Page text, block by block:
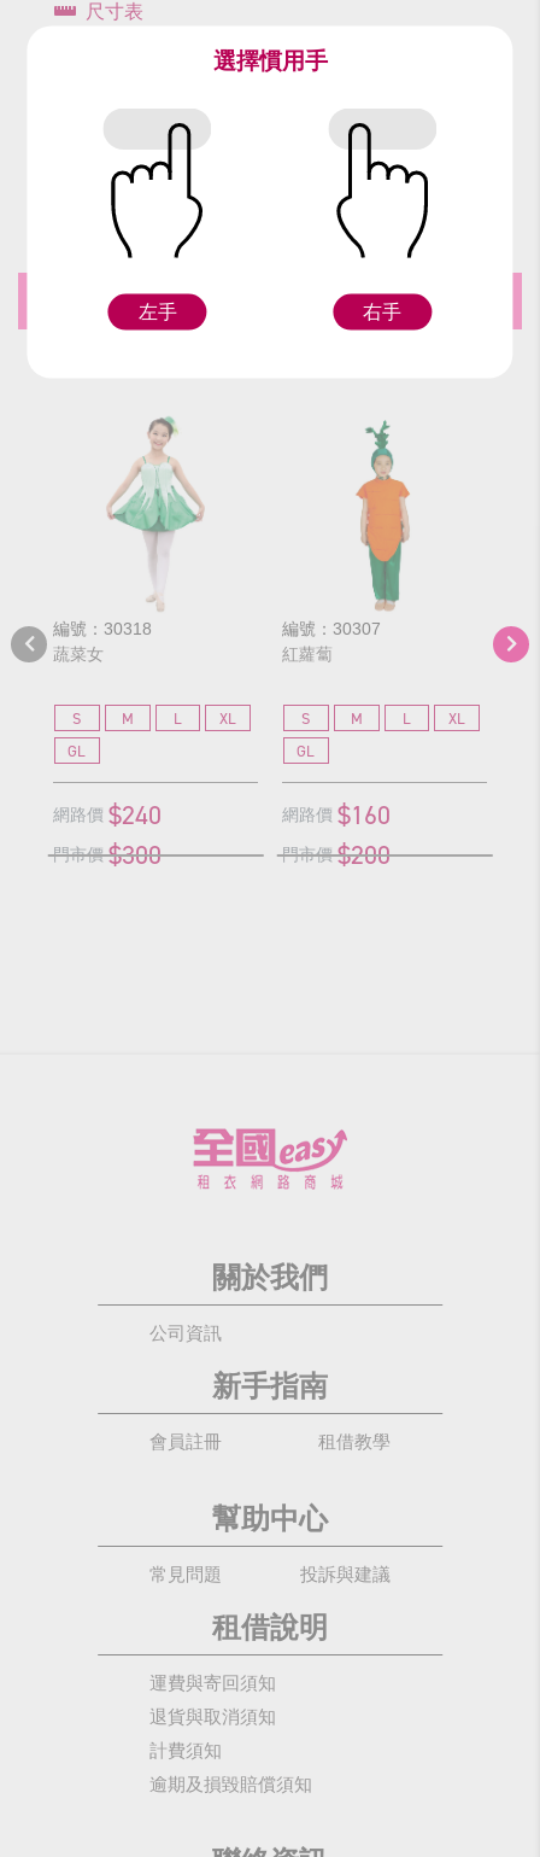
尺寸表
#娃娃菜
#vegetable
#food
推薦商品
編號：30318
蔬菜女
S M L
XL
GL
網路價 $240
門市價 $300
編號：30307
紅蘿蔔
S M L
XL
GL
網路價 $160
門市價 $200
編
白
關於我們
公司資訊
新手指南
會員註冊 租借教學
幫助中心
常見問題 投訴與建議
租借說明
運費與寄回須知
退貨與取消須知
計費須知
逾期及損毀賠償須知
選擇慣用手
左手 右手